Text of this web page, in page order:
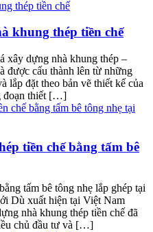
khung thép tiền chế
xây dựng nhà khung thép –
được cấu thành lên từ những
lắp đặt theo bản vẽ thiết kế của
đoạn thiết […]
tiền chế bằng tấm bê
tấm bê tông nhẹ lắp ghép tại
Dù xuất hiện tại Việt Nam
nhà khung thép tiền chế đã
chủ đầu tư và […]